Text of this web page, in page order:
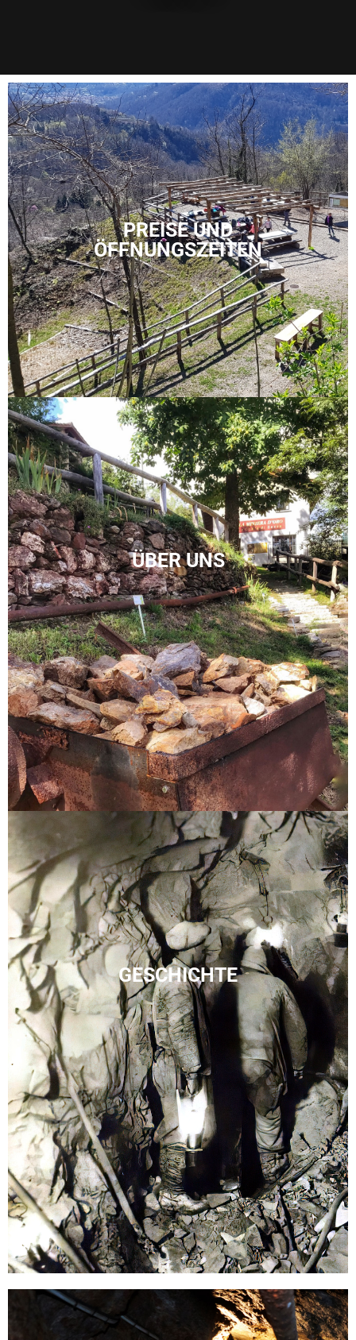
PREISE UND
ÖFFNUNGSZEITEN
ÜBER UNS
GESCHICHTE